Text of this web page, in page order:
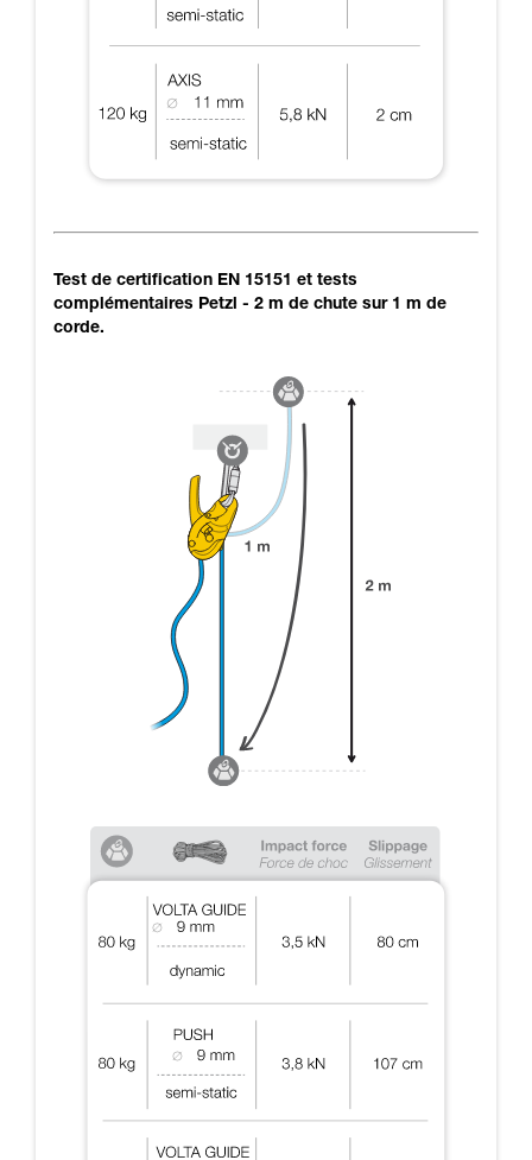
Test de certification EN 15151 et tests
complémentaires Petzl - 2 m de chute sur 1 m de
corde.